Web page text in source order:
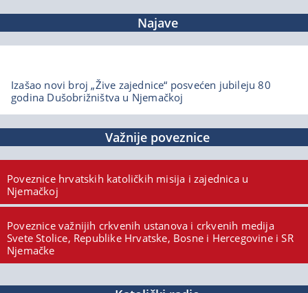
Najave
Izašao novi broj „Žive zajednice“ posvećen jubileju 80
godina Dušobrižništva u Njemačkoj
Važnije poveznice
Poveznice hrvatskih katoličkih misija i zajednica u
Njemačkoj
Poveznice važnijih crkvenih ustanova i crkvenih medija
Svete Stolice, Republike Hrvatske, Bosne i Hercegovine i SR
Njemačke